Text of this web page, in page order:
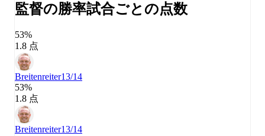
監督の勝率試合ごとの点数
53%
1.8 点
Breitenreiter13/14
53%
1.8 点
Breitenreiter13/14